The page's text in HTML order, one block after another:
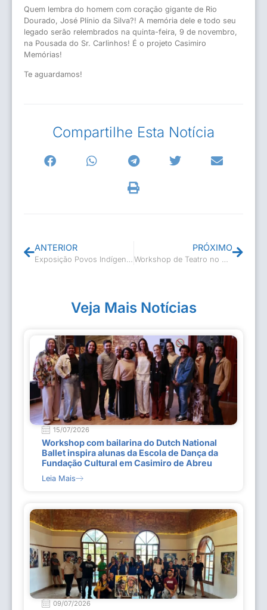
Quem lembra do homem com coração gigante de Rio
Dourado, José Plínio da Silva?! A memória dele e todo seu
legado serão relembrados na quinta-feira, 9 de novembro,
na Pousada do Sr. Carlinhos! É o projeto Casimiro
Memórias!
Te aguardamos!
Compartilhe Esta Notícia
ANTERIOR PRÓXIMO
Veja Mais Notícias
15/07/2026
Workshop com bailarina do Dutch National
Ballet inspira alunas da Escola de Dança da
Fundação Cultural em Casimiro de Abreu
Leia Mais
09/07/2026